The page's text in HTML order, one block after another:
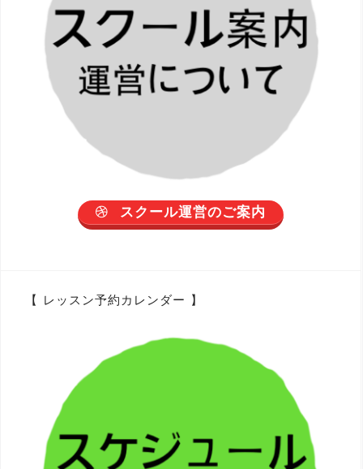
スクール運営のご案内
【 レッスン予約カレンダー 】